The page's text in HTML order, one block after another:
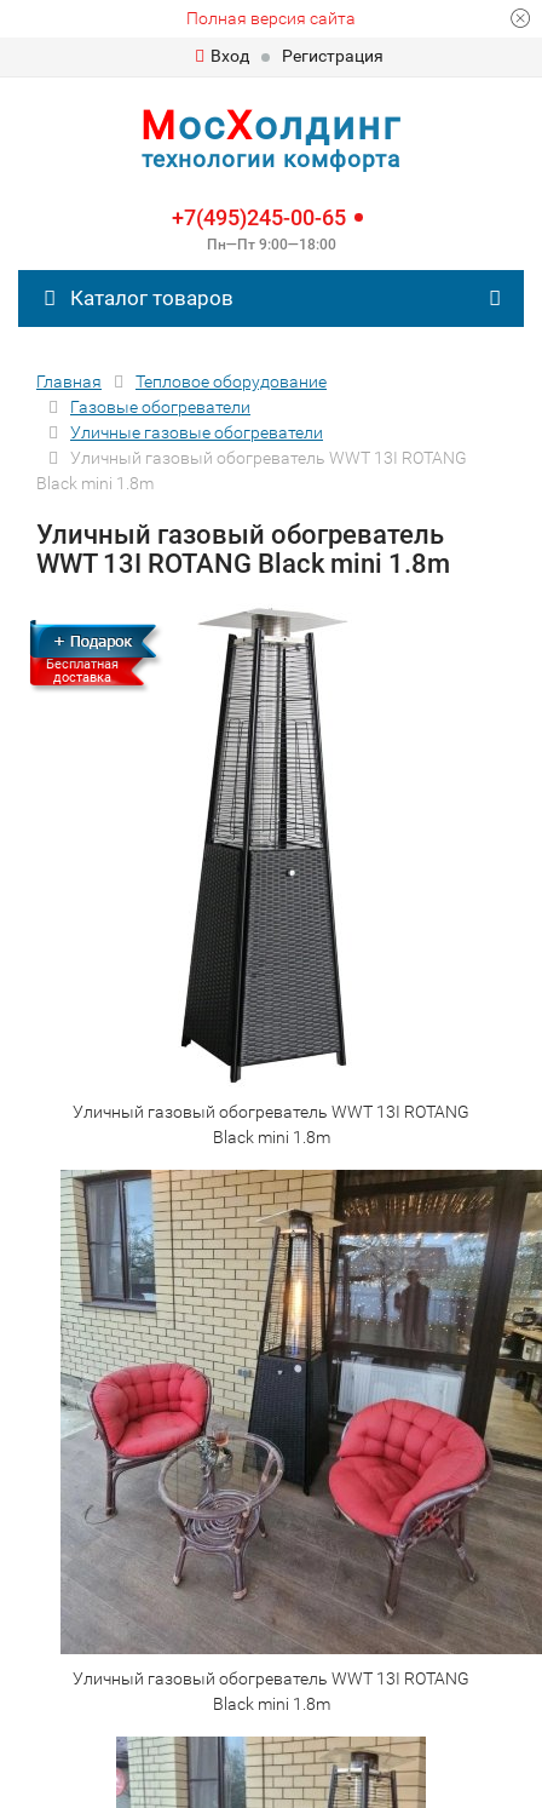
Полная версия сайта
Вход
Регистрация
МосХолдинг
технологии комфорта
+7(495)245-00-65
Пн—Пт 9:00—18:00
Каталог товаров
Главная
Тепловое оборудование
Газовые обогреватели
Уличные газовые обогреватели
Уличный газовый обогреватель WWT 13I ROTANG
Black mini 1.8m
Уличный газовый обогреватель
WWT 13I ROTANG Black mini 1.8m
Бесплатная
доставка
Уличный газовый обогреватель WWT 13I ROTANG
Black mini 1.8m
Уличный газовый обогреватель WWT 13I ROTANG
Black mini 1.8m